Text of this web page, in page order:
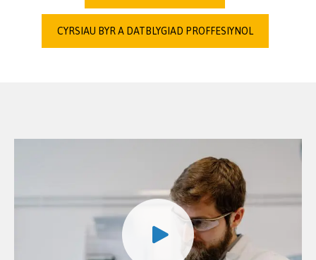
CYRSIAU BYR A DATBLYGIAD PROFFESIYNOL